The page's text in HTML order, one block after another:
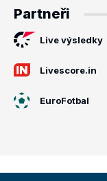
Partneři
Live výsledky
Livescore.in
EuroFotbal